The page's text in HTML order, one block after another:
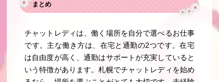
まとめ
チャットレディは、働く場所を自分で選べるお仕事
です。主な働き方は、在宅と通勤の2つです。在宅
は自由度が高く、通勤はサポートが充実していると
いう特徴があります。札幌でチャットレディを始め